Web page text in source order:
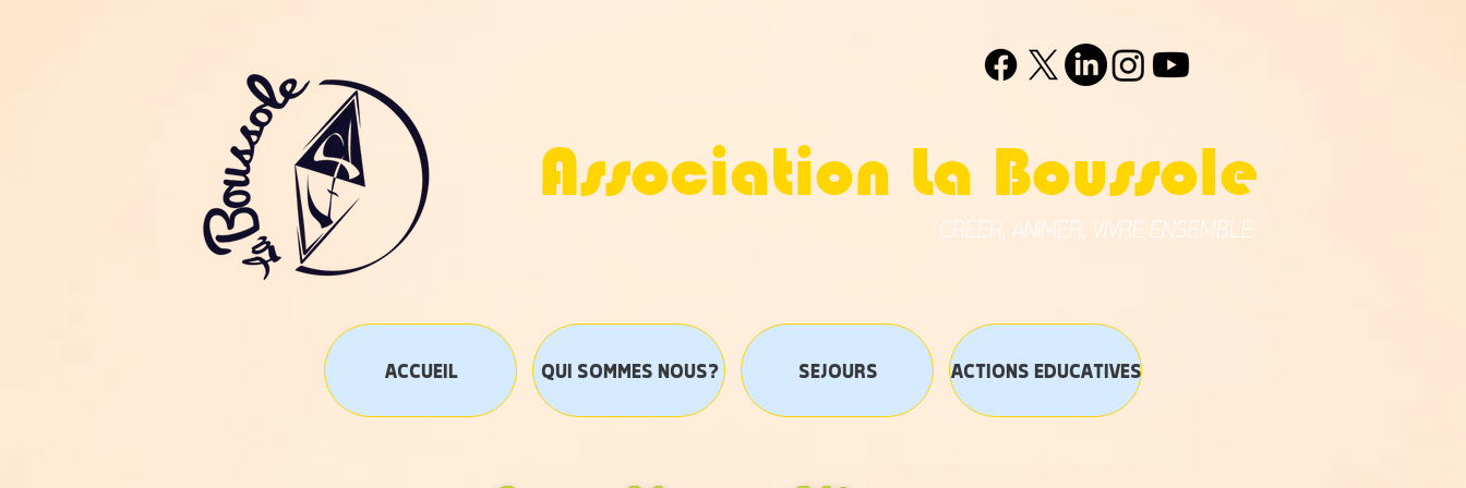
Association La Boussole
CRÉER, ANIMER, VIVRE ENSEMBLE
ACCUEIL QUI SOMMES NOUS? SEJOURS ACTIONS EDUCATIVES